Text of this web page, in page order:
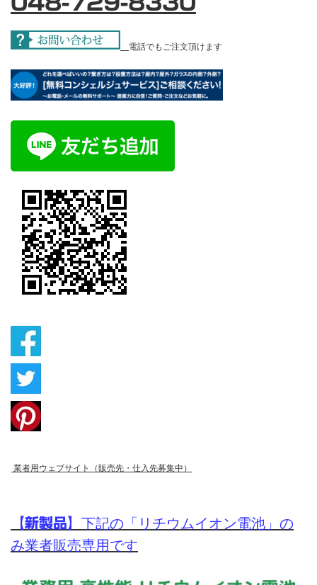
電話でもご注文頂けます
業者用ウェブサイト（販売先・仕入先募集中）
【新製品】 下記の「リチウムイオン電池」の
み業者販売専用です